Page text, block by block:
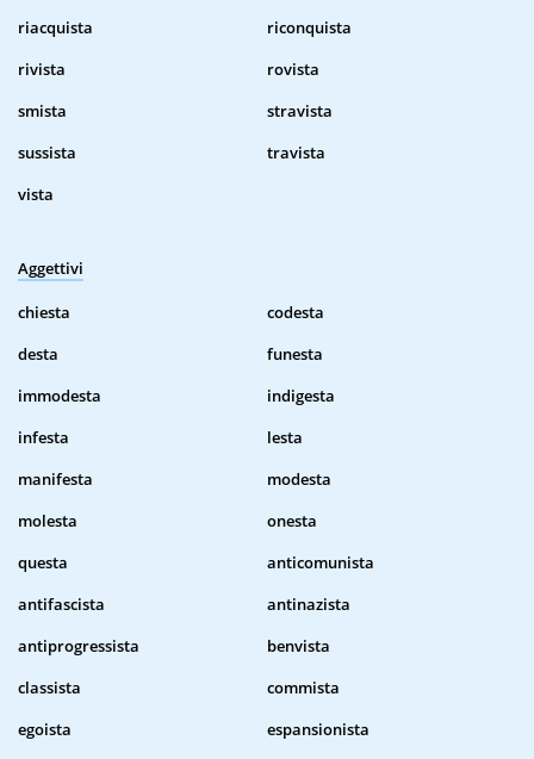
riacquista
riconquista
rivista
rovista
smista
stravista
sussista
travista
vista
Aggettivi
chiesta
codesta
desta
funesta
immodesta
indigesta
infesta
lesta
manifesta
modesta
molesta
onesta
questa
anticomunista
antifascista
antinazista
antiprogressista
benvista
classista
commista
egoista
espansionista